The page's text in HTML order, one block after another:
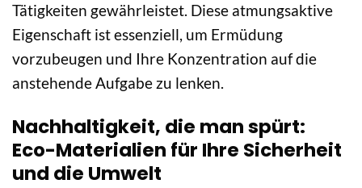
Tätigkeiten gewährleistet. Diese atmungsaktive
Eigenschaft ist essenziell, um Ermüdung
vorzubeugen und Ihre Konzentration auf die
anstehende Aufgabe zu lenken.
Nachhaltigkeit, die man spürt:
Eco-Materialien für Ihre Sicherheit
und die Umwelt